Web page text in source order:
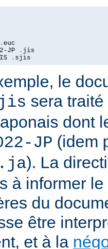
.
JP .
. sjis
le
sera
dont
JP (idem
). La
à informer
du
être
et à la